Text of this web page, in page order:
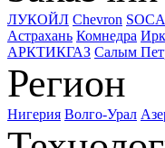
ЛУКОЙЛ Chevron
Астрахань Комнедра
АРКТИКГАЗ Салым
Регион
Нигерия Волго-Урал